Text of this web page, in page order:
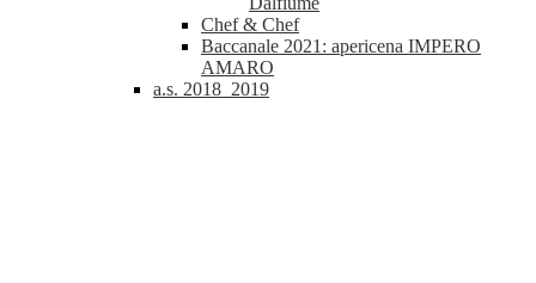
Chef & Chef
Baccanale 2021: apericena IMPERO
AMARO
a.s. 2018_2019